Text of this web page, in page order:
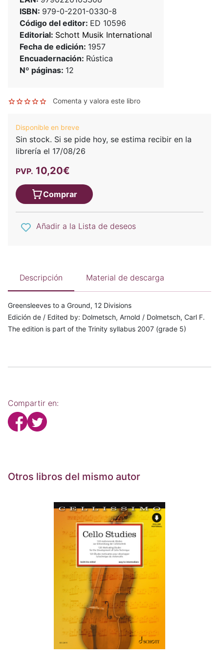
ISBN: 979-0-2201-0330-8
Código del editor: ED 10596
Editorial: Schott Musik International
Fecha de edición: 1957
Encuadernación: Rústica
Nº páginas: 12
Comenta y valora este libro
Disponible en breve
Sin stock. Si se pide hoy, se estima recibir en la
librería el 17/08/26
PVP. 10,20€
Comprar
Añadir a la Lista de deseos
Descripción Material de descarga
Greensleeves to a Ground, 12 Divisions
Edición de / Edited by: Dolmetsch, Arnold / Dolmetsch, Carl F.
The edition is part of the Trinity syllabus 2007 (grade 5)
Compartir en:
Otros libros del mismo autor